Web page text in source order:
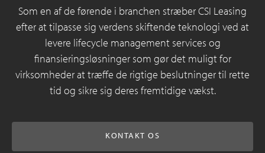
Som en af de førende i branchen stræber CSI Leasing
efter at tilpasse sig verdens skiftende teknologi ved at
levere lifecycle management services og
finansieringsløsninger som gør det muligt for
virksomheder at træffe de rigtige beslutninger til rette
tid og sikre sig deres fremtidige vækst.
KONTAKT OS